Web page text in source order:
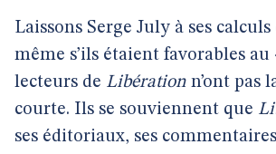
Laissons Serge July à ses calculs
même s’ils étaient favorables au
lecteurs de Libération n’ont pas
courte. Ils se souviennent que
ses éditoriaux, ses